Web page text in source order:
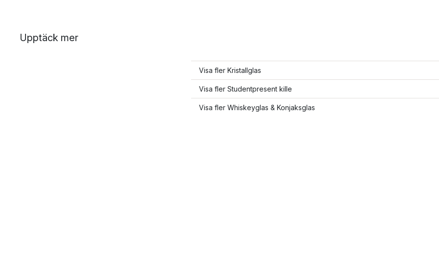
Upptäck mer
Visa fler Kristallglas
Visa fler Studentpresent kille
Visa fler Whiskeyglas & Konjaksglas